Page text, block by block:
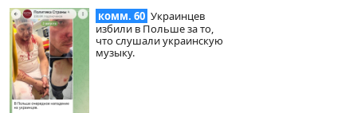
комм. 60 Украинцев
избили в Польше за то,
что слушали украинскую
музыку.